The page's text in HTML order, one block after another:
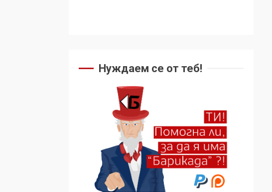
Нуждаем се от теб!